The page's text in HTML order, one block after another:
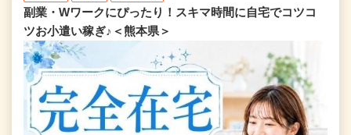
副業・Wワークにぴったり！スキマ時間に自宅でコツコ
ツお小遣い稼ぎ♪＜熊本県＞